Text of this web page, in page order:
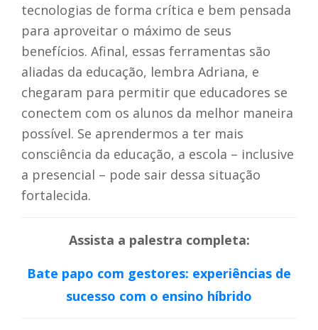
tecnologias de forma crítica e bem pensada
para aproveitar o máximo de seus
benefícios. Afinal, essas ferramentas são
aliadas da educação, lembra Adriana, e
chegaram para permitir que educadores se
conectem com os alunos da melhor maneira
possível. Se aprendermos a ter mais
consciência da educação, a escola – inclusive
a presencial – pode sair dessa situação
fortalecida.
Assista a palestra completa:
Bate papo com gestores: experiências de
sucesso com o ensino híbrido